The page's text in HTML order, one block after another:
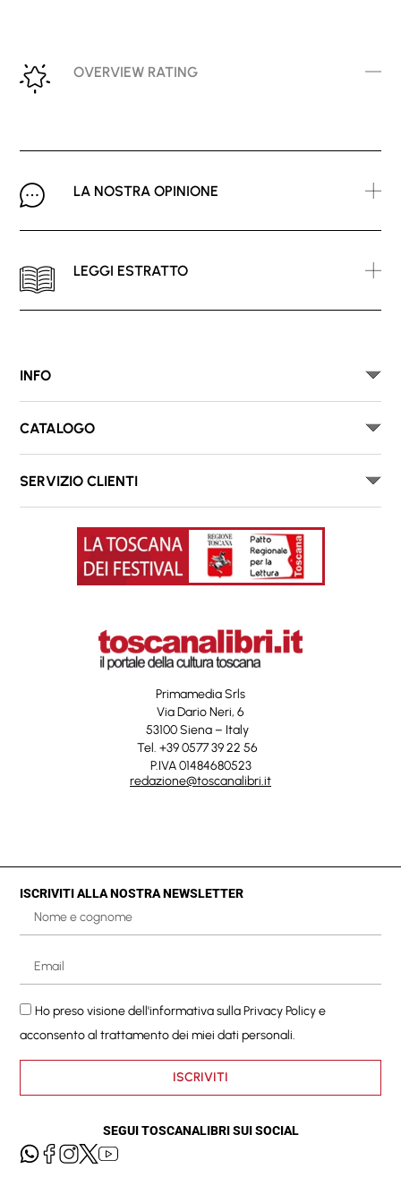
OVERVIEW RATING
LA NOSTRA OPINIONE
LEGGI ESTRATTO
INFO
CATALOGO
SERVIZIO CLIENTI
Primamedia Srls
Via Dario Neri, 6
53100 Siena – Italy
Tel. +39 0577 39 22 56
P.IVA 01484680523
redazione@toscanalibri.it
ISCRIVITI ALLA NOSTRA NEWSLETTER
Ho preso visione dell'informativa sullaPrivacy Policye
acconsento al trattamento dei miei dati personali.
ISCRIVITI
SEGUI TOSCANALIBRI SUI SOCIAL